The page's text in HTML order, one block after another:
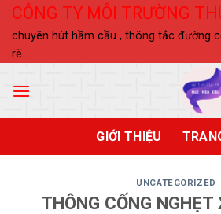
Skip
content
CÔNG TY MÔI TRƯỜNG
chuyên hút hầm cầu , thông tắc đường
rẽ.
GIỚI THIỆU
UNCATEGORIZED
THÔNG CỐNG